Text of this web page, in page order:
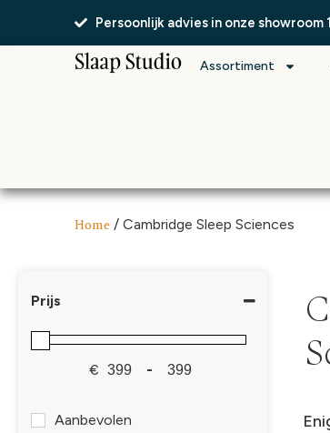
Persoonlijk advies in onze showroom
Assortiment
Home / Cambridge Sleep Sciences
Prijs
€ Minimale prijs
-
Maximale prijs
Aanbevolen